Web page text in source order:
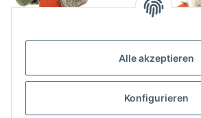
Alle akzeptieren
Konfigurieren
Mystique Kaninchenfell
Preise nach Anmeldung
Speedy
Preise